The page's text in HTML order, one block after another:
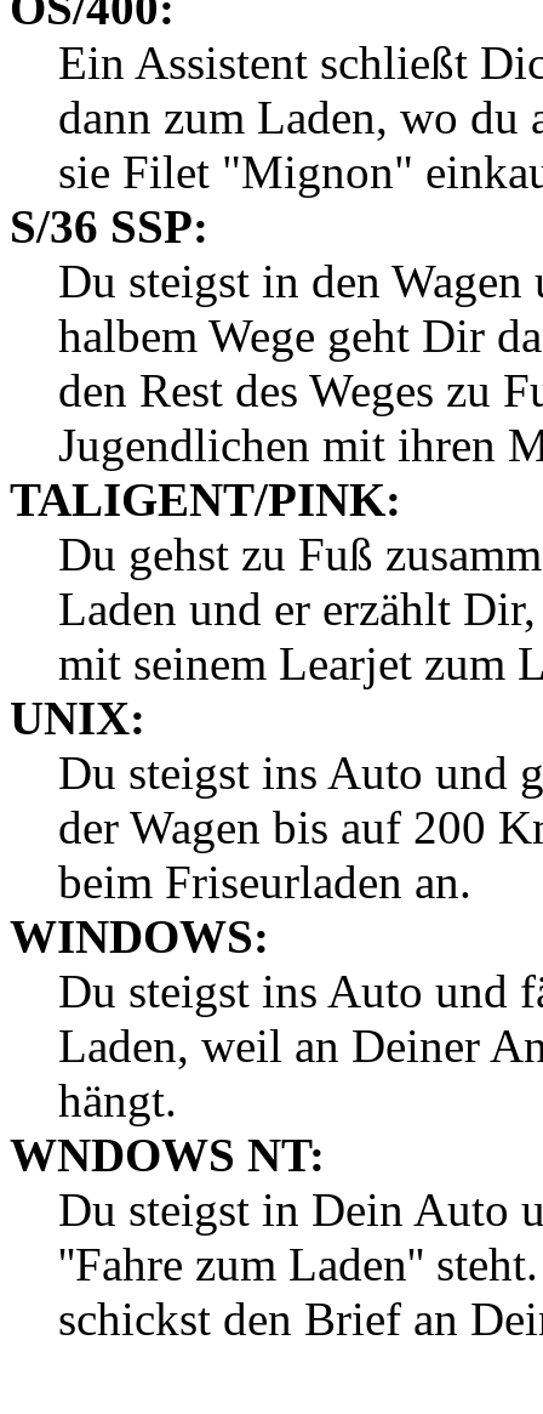
Ein Assistent schließt
dann zum Laden, wo du
sie Filet "Mignon"
S/36 SSP:
Du steigst in den
halbem Wege geht Dir
den Rest des Weges zu
Jugendlichen mit ihren
TALIGENT/PINK:
Du gehst zu Fuß
Laden und er erzählt
mit seinem Learjet zum
UNIX:
Du steigst ins Auto und
der Wagen bis auf 200
beim Friseurladen an.
WINDOWS:
Du steigst ins Auto und
Laden, weil an Deiner
hängt.
WNDOWS NT:
Du steigst in Dein Auto
''Fahre zum Laden''
schickst den Brief an